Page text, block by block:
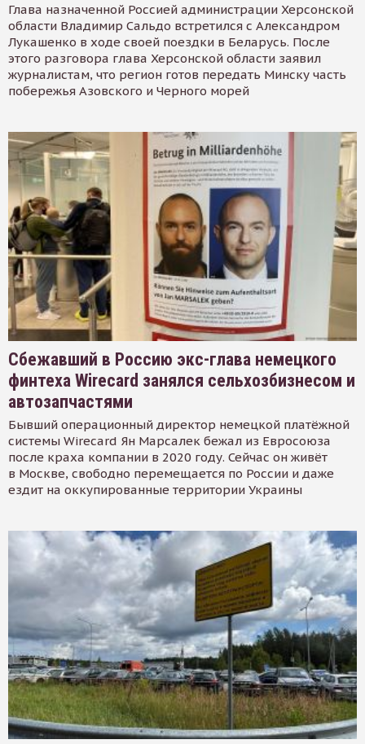
Глава назначенной Россией администрации Херсонской
области Владимир Сальдо встретился с Александром
Лукашенко в ходе своей поездки в Беларусь. После
этого разговора глава Херсонской области заявил
журналистам, что регион готов передать Минску часть
побережья Азовского и Черного морей
Сбежавший в Россию экс-глава немецкого
финтеха Wirecard занялся сельхозбизнесом и
автозапчастями
Бывший операционный директор немецкой платёжной
системы Wirecard Ян Марсалек бежал из Евросоюза
после краха компании в 2020 году. Сейчас он живёт
в Москве, свободно перемещается по России и даже
ездит на оккупированные территории Украины